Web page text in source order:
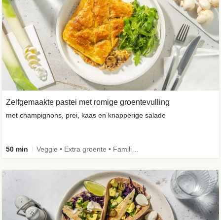
Zelfgemaakte pastei met romige groentevulling
met champignons, prei, kaas en knapperige salade
50 min